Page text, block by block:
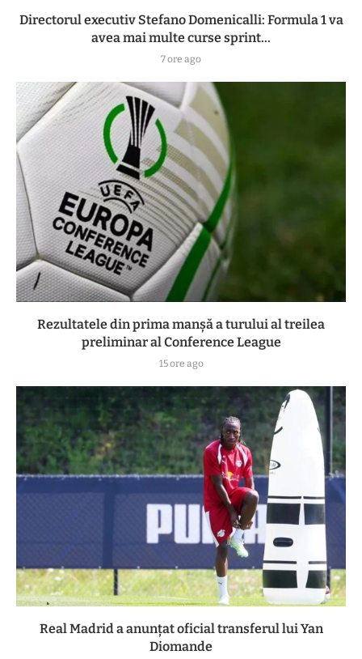
Directorul executiv Stefano Domenicalli: Formula 1 va
avea mai multe curse sprint...
7 ore ago
Rezultatele din prima manşă a turului al treilea
preliminar al Conference League
15 ore ago
Real Madrid a anunțat oficial transferul lui Yan
Diomande